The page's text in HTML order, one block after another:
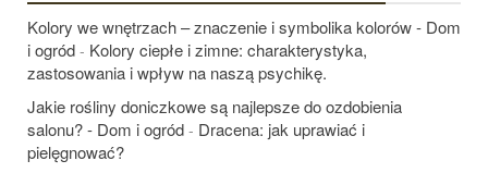
Kolory we wnętrzach – znaczenie i symbolika kolorów - Dom
i ogród - Kolory ciepłe i zimne: charakterystyka,
zastosowania i wpływ na naszą psychikę.
Jakie rośliny doniczkowe są najlepsze do ozdobienia
salonu? - Dom i ogród - Dracena: jak uprawiać i
pielęgnować?